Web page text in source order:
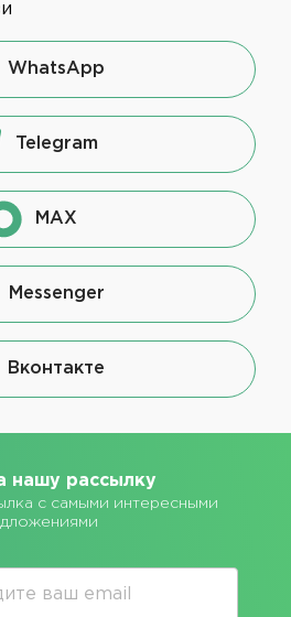
WhatsApp
Telegram
MAX
Messenger
Вконтакте
нашу рассылку
с самыми интересными